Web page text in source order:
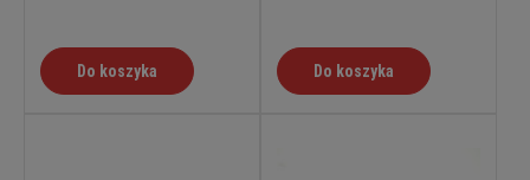
Do koszyka Do koszyka